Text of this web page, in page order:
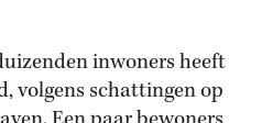
inwoners heeft
volgens schattingen op